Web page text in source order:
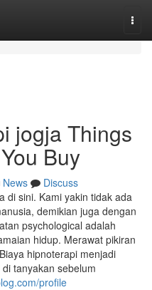
jogja Things
Buy
News
Discuss
di sini. Kami yakin tidak ada
demikian juga dengan
psychological adalah
hidup. Merawat pikiran
hipnoterapi menjadi
tanyakan sebelum
profile